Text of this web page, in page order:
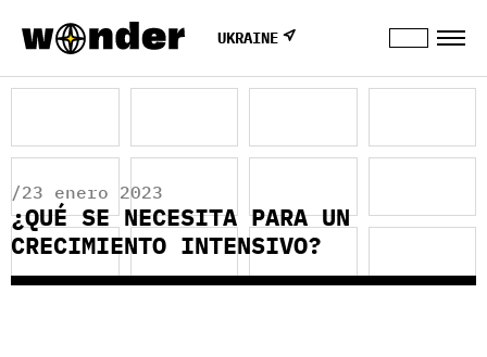
UKRAINE
/23 enero 2023
¿QUÉ SE NECESITA PARA UN
CRECIMIENTO INTENSIVO?